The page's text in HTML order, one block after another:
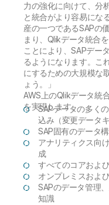
力の強化に向けて、分
と統合がより容易にな
産の一つであるSAPの
まり、Qlikデータ統合
ことにより、SAPデー
るようになります。こ
にするための大規模な
ょう。」
AWS上のQlikデータ統
を実現します。
SAPデータの多く
込み（変更データ
SAP固有のデータ
アナリティクス向
成
すべてのコアおよ
オンプレミスおよ
SAPのデータ管理
知識